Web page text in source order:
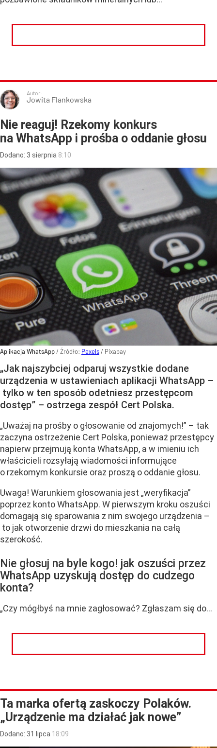
Autor:
Jowita Flankowska
Nie reaguj! Rzekomy konkurs
na WhatsApp i prośba o oddanie głosu
Dodano: 3 sierpnia 8:10
Aplikacja WhatsApp/ Źródło: Pexels/ Pixabay
„Jak najszybciej odparuj wszystkie dodane
urządzenia w ustawieniach aplikacji WhatsApp –
tylko w ten sposób odetniesz przestępcom
dostęp” – ostrzega zespół Cert Polska.
„Uważaj na prośby o głosowanie od znajomych!” – tak
zaczyna ostrzeżenie Cert Polska, ponieważ przestępcy
napierw przejmują konta WhatsApp, a w imieniu ich
właścicieli rozsyłają wiadomości informujące
o rzekomym konkursie oraz proszą o oddanie głosu.
Uwaga! Warunkiem głosowania jest „weryfikacja”
poprzez konto WhatsApp. W pierwszym kroku oszuści
domagają się sparowania z nim swojego urządzenia –
to jak otworzenie drzwi do mieszkania na całą
szerokość.
Nie głosuj na byle kogo! jak oszuści przez
WhatsApp uzyskują dostęp do cudzego
konta?
„Czy mógłbyś na mnie zagłosować? Zgłaszam się do...
Ta marka ofertą zaskoczy Polaków.
„Urządzenie ma działać jak nowe”
Dodano: 31 lipca 18:09